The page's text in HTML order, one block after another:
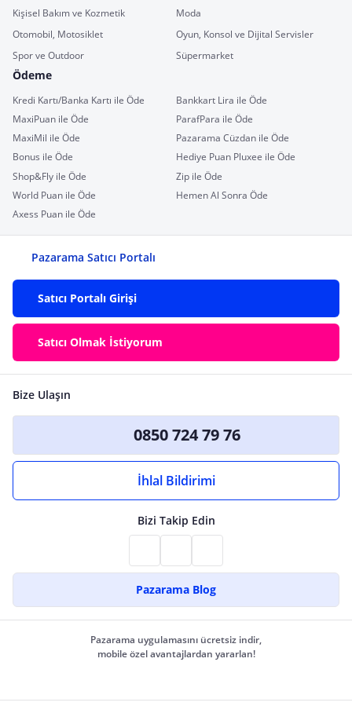
Kişisel Bakım ve Kozmetik
Moda
Otomobil, Motosiklet
Oyun, Konsol ve Dijital Servisler
Spor ve Outdoor
Süpermarket
Ödeme
Kredi Kartı/Banka Kartı ile Öde
Bankkart Lira ile Öde
MaxiPuan ile Öde
ParafPara ile Öde
MaxiMil ile Öde
Pazarama Cüzdan ile Öde
Bonus ile Öde
Hediye Puan Pluxee ile Öde
Shop&Fly ile Öde
Zip ile Öde
World Puan ile Öde
Hemen Al Sonra Öde
Axess Puan ile Öde
Pazarama Satıcı Portalı
Satıcı Portalı Girişi
Satıcı Olmak İstiyorum
Bize Ulaşın
0850 724 79 76
İhlal Bildirimi
Bizi Takip Edin
Pazarama Blog
Pazarama uygulamasını ücretsiz indir,
mobile özel avantajlardan yararlan!